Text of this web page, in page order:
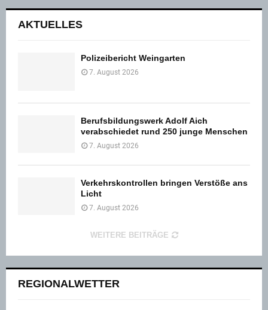
AKTUELLES
Polizeibericht Weingarten
7. August 2026
Berufsbildungswerk Adolf Aich
verabschiedet rund 250 junge Menschen
7. August 2026
Verkehrskontrollen bringen Verstöße ans
Licht
7. August 2026
WEITERE BEITRÄGE
REGIONALWETTER